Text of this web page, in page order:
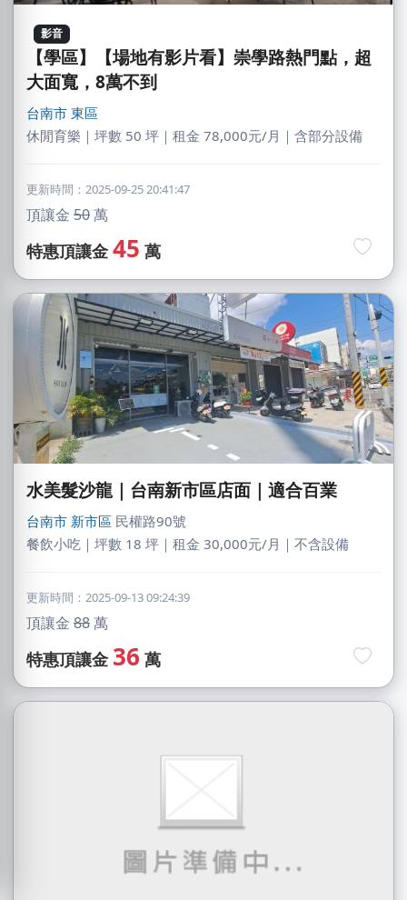
影音
【學區】【場地有影片看】崇學路熱門點，超
大面寬，8萬不到
台南市 東區
休閒育樂｜坪數 50 坪｜租金 78,000元/月｜含部分設備
更新時間：2025-09-25 20:41:47
頂讓金 50萬
特惠頂讓金 45 萬
水美髮沙龍｜台南新市區店面｜適合百業
台南市 新市區 民權路90號
餐飲小吃｜坪數 18 坪｜租金 30,000元/月｜不含設備
更新時間：2025-09-13 09:24:39
頂讓金 88萬
特惠頂讓金 36 萬